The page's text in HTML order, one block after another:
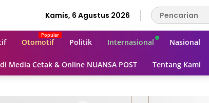
Kamis, 6 Agustus 2026
Otomotif Politik Internasional Nasional
Media Cetak & Online NUANSA POST Tentang Kami